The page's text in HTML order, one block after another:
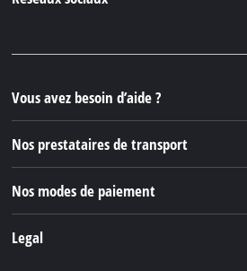
Instagram
TikTok
Pinterest
Vous avez besoin d’aide ?
Nos prestataires de transport
Nos modes de paiement
Legal